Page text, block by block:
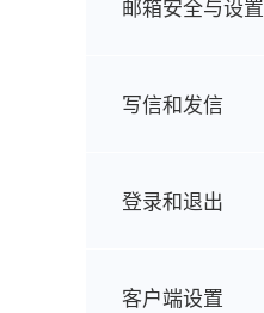
邮箱安全与设置
写信和发信
登录和退出
客户端设置